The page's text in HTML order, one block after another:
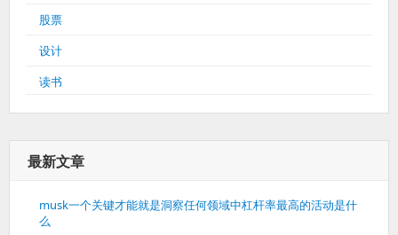
股票
设计
读书
最新文章
musk一个关键才能就是洞察任何领域中杠杆率最高的活动是什
么